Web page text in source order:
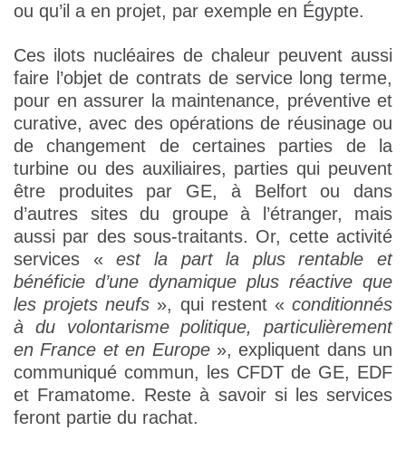
ou qu’il a en projet, par exemple en Égypte.
Ces ilots nucléaires de chaleur peuvent aussi
faire l’objet de contrats de service long terme,
pour en assurer la maintenance, préventive et
curative, avec des opérations de réusinage ou
de changement de certaines parties de la
turbine ou des auxiliaires, parties qui peuvent
être produites par GE, à Belfort ou dans
d’autres sites du groupe à l’étranger, mais
aussi par des sous-traitants. Or, cette activité
services «est la part la plus rentable et
bénéficie d’une dynamique plus réactive que
les projets neufs », qui restent «conditionnés
à du volontarisme politique, particulièrement
en France et en Europe», expliquent dans un
communiqué commun, les CFDT de GE, EDF
et Framatome. Reste à savoir si les services
feront partie du rachat.